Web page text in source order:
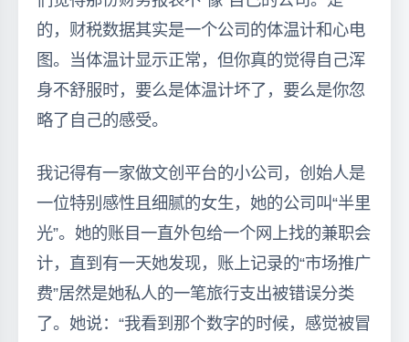
的，财税数据其实是一个公司的体温计和心电
图。当体温计显示正常，但你真的觉得自己浑
身不舒服时，要么是体温计坏了，要么是你忽
略了自己的感受。
我记得有一家做文创平台的小公司，创始人是
一位特别感性且细腻的女生，她的公司叫“半里
光”。她的账目一直外包给一个网上找的兼职会
计，直到有一天她发现，账上记录的“市场推广
费”居然是她私人的一笔旅行支出被错误分类
了。她说：“我看到那个数字的时候，感觉被冒